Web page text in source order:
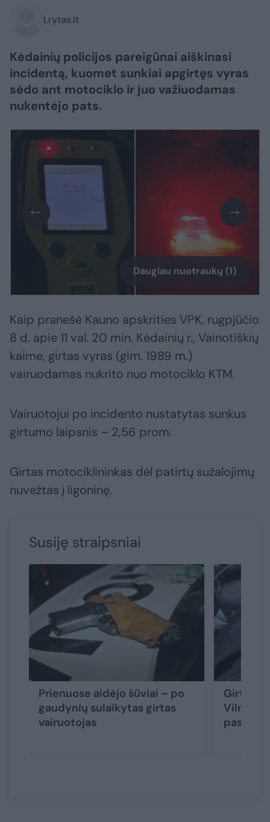
Lrytas.lt
Kėdainių policijos pareigūnai aiškinasi
incidentą, kuomet sunkiai apgirtęs vyras
sėdo ant motociklo ir juo važiuodamas
nukentėjo pats.
Daugiau nuotraukų (1)
Kaip pranešė Kauno apskrities VPK, rugpjūčio
8 d. apie 11 val. 20 min. Kėdainių r., Vainotiškių
kaime, girtas vyras (gim. 1989 m.)
vairuodamas nukrito nuo motociklo KTM.
Vairuotojui po incidento nustatytas sunkus
girtumo laipsnis – 2,56 prom.
Girtas motociklininkas dėl patirtų sužalojimų
nuvežtas į ligoninę.
Susiję straipsniai
Prienuose aidėjo šūviai – po
gaudynių sulaikytas girtas
vairuotojas
Girtas
Vilniaus